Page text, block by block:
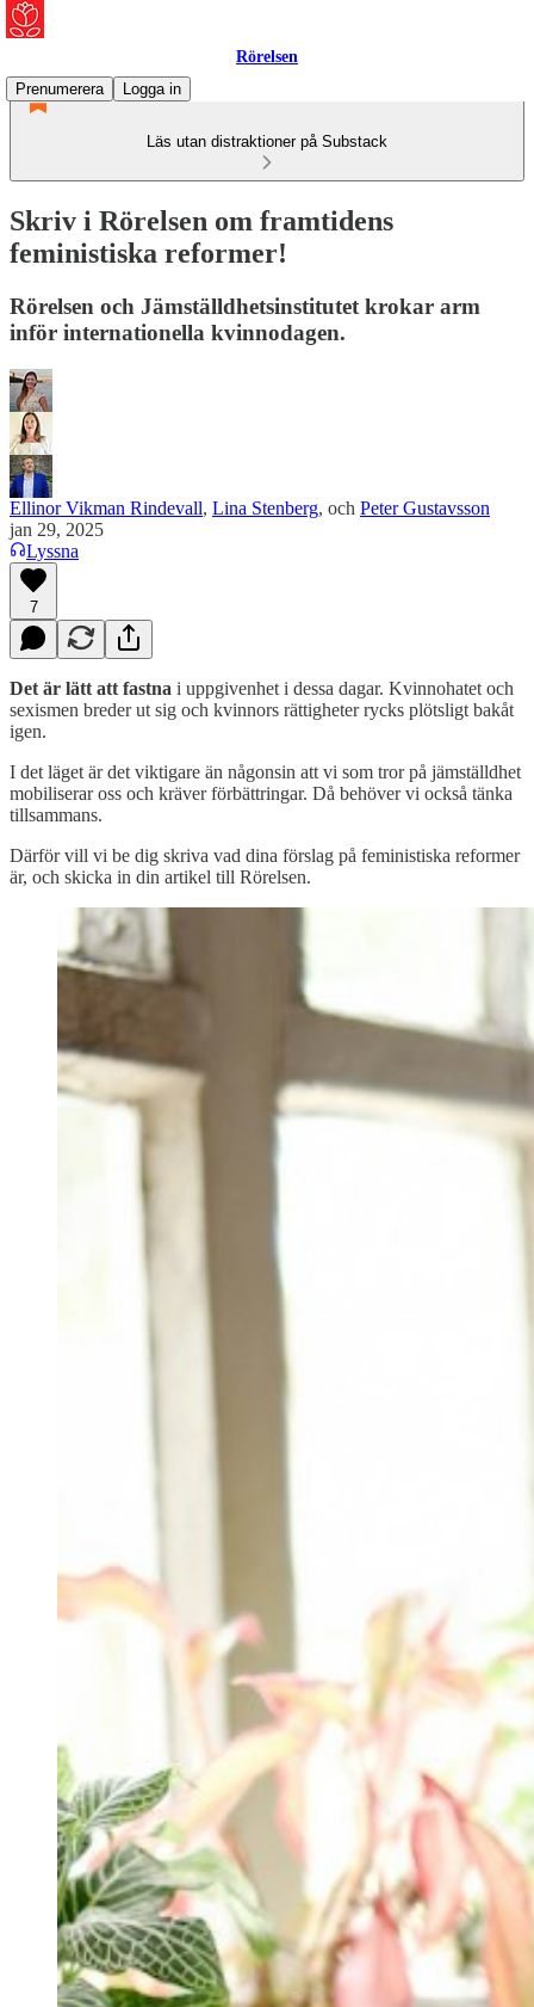
Rörelsen
Prenumerera
Logga in
Läs utan distraktioner på Substack
Skriv i Rörelsen om framtidens
feministiska reformer!
Rörelsen och Jämställdhetsinstitutet krokar arm
inför internationella kvinnodagen.
Ellinor Vikman Rindevall, Lina Stenberg, och Peter Gustavsson
jan 29, 2025
Lyssna
7
Det är lätt att fastna i uppgivenhet i dessa dagar. Kvinnohatet och
sexismen breder ut sig och kvinnors rättigheter rycks plötsligt bakåt
igen.
I det läget är det viktigare än någonsin att vi som tror på jämställdhet
mobiliserar oss och kräver förbättringar. Då behöver vi också tänka
tillsammans.
Därför vill vi be dig skriva vad dina förslag på feministiska reformer
är, och skicka in din artikel till Rörelsen.